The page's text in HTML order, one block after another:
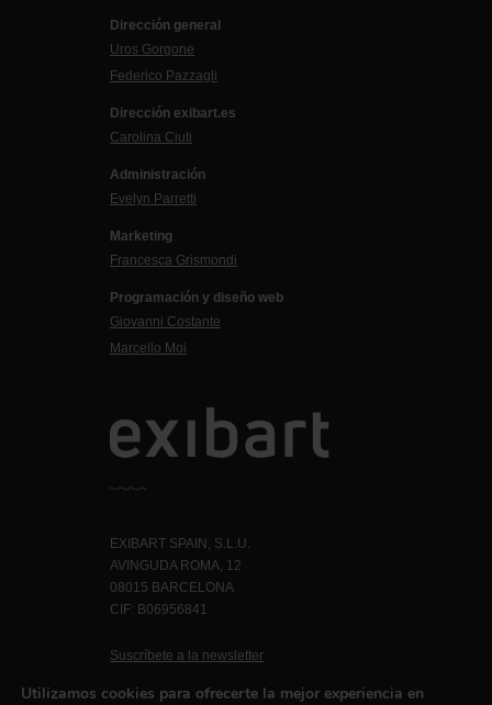
Dirección general
Uros Gorgone
Federico Pazzagli
Dirección exibart.es
Carolina Ciuti
Administración
Evelyn Parretti
Marketing
Francesca Grismondi
Programación y diseño web
Giovanni Costante
Marcello Moi
EXIBART SPAIN, S.L.U.
AVINGUDA ROMA, 12
08015 BARCELONA
CIF: B06956841
Suscríbete a la newsletter
Utilizamos cookies para ofrecerte la mejor experiencia en